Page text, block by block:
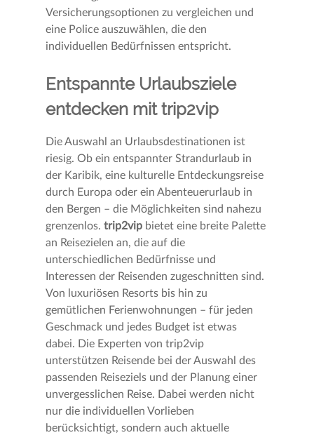
Versicherungsoptionen zu vergleichen und
eine Police auszuwählen, die den
individuellen Bedürfnissen entspricht.
Entspannte Urlaubsziele
entdecken mit trip2vip
Die Auswahl an Urlaubsdestinationen ist
riesig. Ob ein entspannter Strandurlaub in
der Karibik, eine kulturelle Entdeckungsreise
durch Europa oder ein Abenteuerurlaub in
den Bergen – die Möglichkeiten sind nahezu
grenzenlos. trip2vipbietet eine breite Palette
an Reisezielen an, die auf die
unterschiedlichen Bedürfnisse und
Interessen der Reisenden zugeschnitten sind.
Von luxuriösen Resorts bis hin zu
gemütlichen Ferienwohnungen – für jeden
Geschmack und jedes Budget ist etwas
dabei. Die Experten von trip2vip
unterstützen Reisende bei der Auswahl des
passenden Reiseziels und der Planung einer
unvergesslichen Reise. Dabei werden nicht
nur die individuellen Vorlieben
berücksichtigt, sondern auch aktuelle